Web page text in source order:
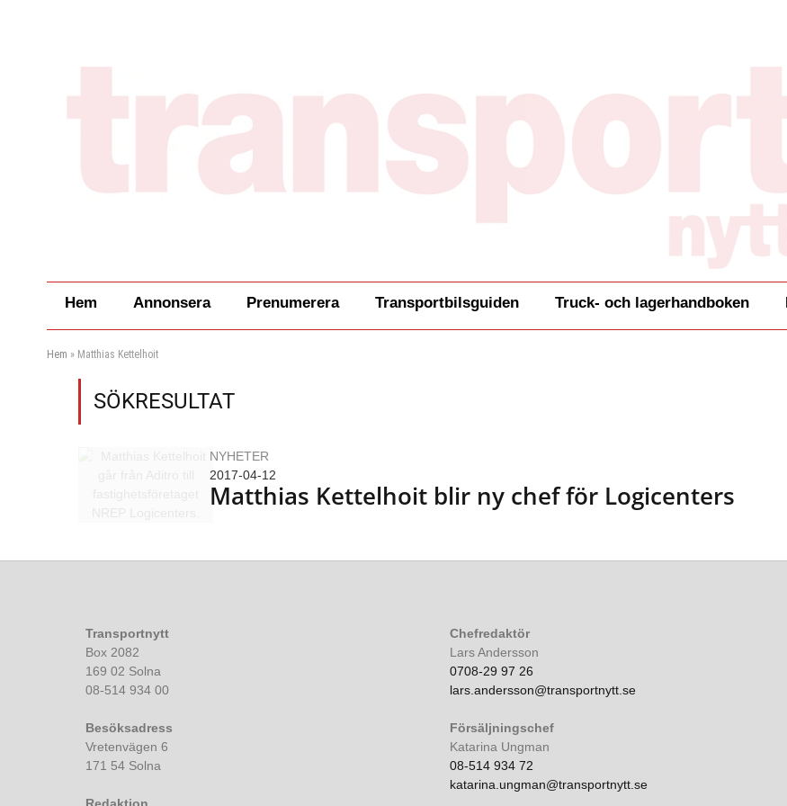
Hem Annonsera Prenumerera Transportbilsguiden Truck- och lagerhandboken
Hem » Matthias Kettelhoit
SÖKRESULTAT
NYHETER
2017-04-12
Matthias Kettelhoit blir ny chef för Logicenters
Transportnytt
Box 2082
169 02 Solna
08-514 934 00
Besöksadress
Vretenvägen 6
171 54 Solna
Chefredaktör
Lars Andersson
0708-29 97 26
lars.andersson@transportnytt.se
Försäljningschef
Katarina Ungman
08-514 934 72
katarina.ungman@transportnytt.se